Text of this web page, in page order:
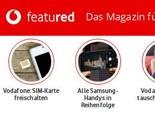
Das Magazin
Vodafone: SIM-Karte
freischalten
Alle Samsung-
Handys in
Reihenfolge